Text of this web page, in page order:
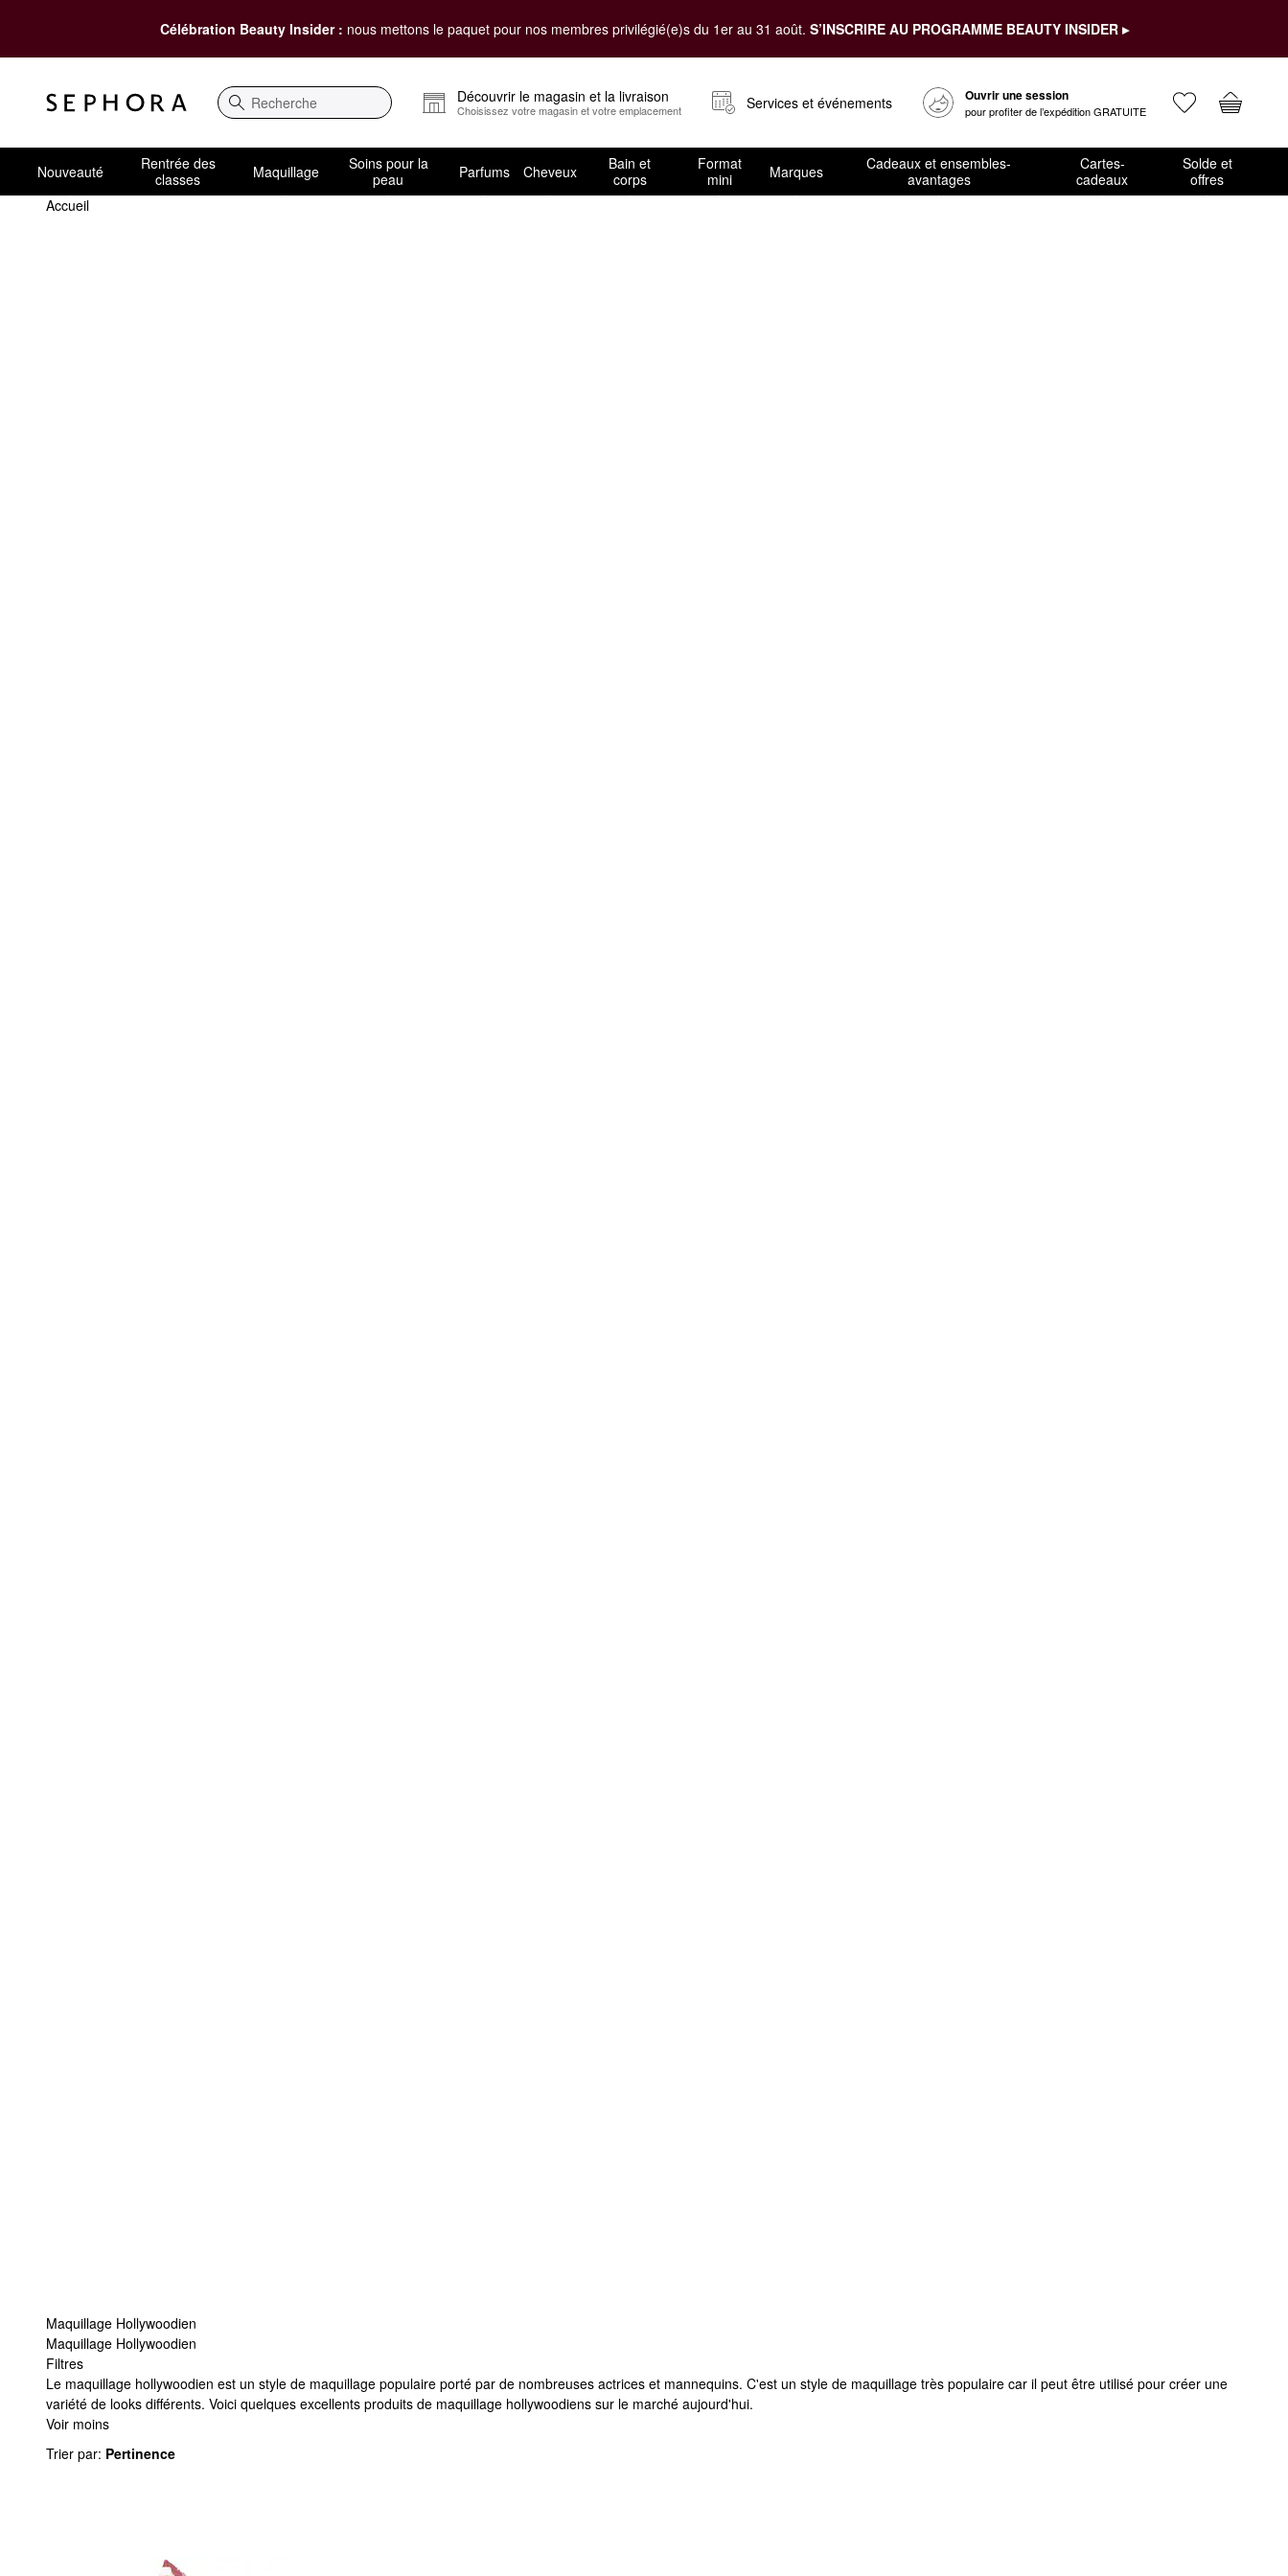
Célébration Beauty Insider : nous mettons le paquet pour nos membres privilégié(e)s du 1er au 31 août. S’INSCRIRE AU PROGRAMME BEAUTY INSIDER ▸
Recherche
Découvrir le magasin et la livraison
Choisissez votre magasin et votre emplacement Services et événements Ouvrir une session
pour profiter de l’expédition GRATUITE
Nouveauté
Rentrée des
classes
Maquillage
Soins pour la
peau
Parfums Cheveux
Bain et
corps
Format
mini
Marques
Cadeaux et ensembles-
avantages
Cartes-
cadeaux
Solde et
offres
Accueil
Maquillage Hollywoodien
Maquillage Hollywoodien
Filtres
Maquillage Hollywoodien
Le maquillage hollywoodien est un style de maquillage populaire porté par de nombreuses actrices et mannequins. C'est un style de maquillage très populaire car il peut être utilisé pour créer une
variété de looks différents. Voici quelques excellents produits de maquillage hollywoodiens sur le marché aujourd'hui.
Voir moins
Trier par: Pertinence